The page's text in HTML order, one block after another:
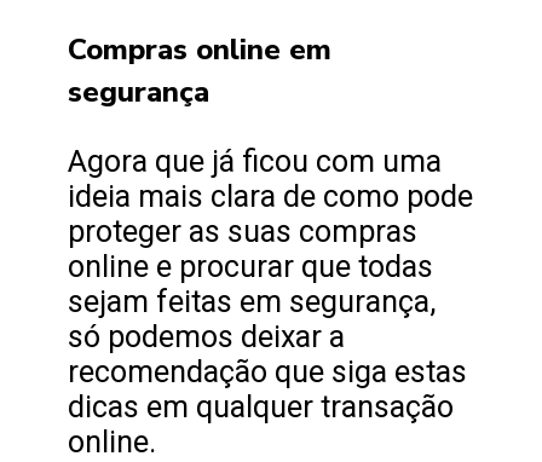
Compras online em
segurança
Agora que já ficou com uma
ideia mais clara de como pode
proteger as suas compras
online e procurar que todas
sejam feitas em segurança,
só podemos deixar a
recomendação que siga estas
dicas em qualquer transação
online.